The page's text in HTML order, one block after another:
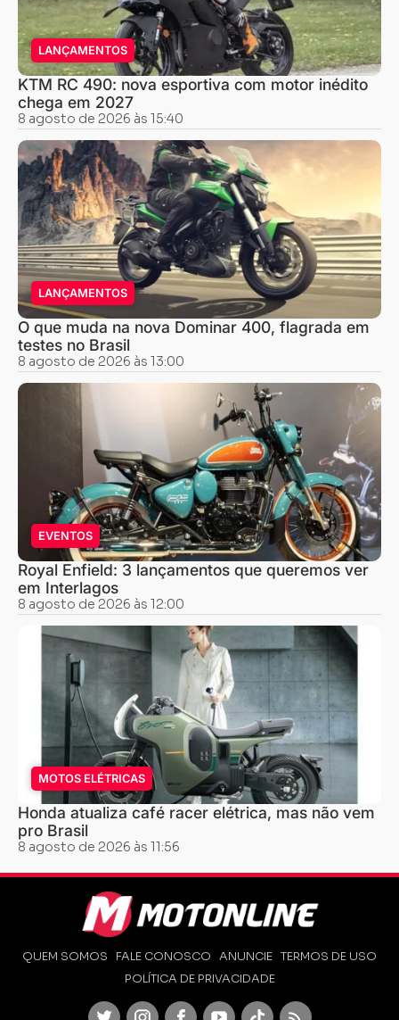
LANÇAMENTOS
KTM RC 490: nova esportiva com motor inédito
chega em 2027
8 agosto de 2026 às 15:40
LANÇAMENTOS
O que muda na nova Dominar 400, flagrada em
testes no Brasil
8 agosto de 2026 às 13:00
EVENTOS
Royal Enfield: 3 lançamentos que queremos ver
em Interlagos
8 agosto de 2026 às 12:00
MOTOS ELÉTRICAS
Honda atualiza café racer elétrica, mas não vem
pro Brasil
8 agosto de 2026 às 11:56
QUEM SOMOS FALE CONOSCO ANUNCIE TERMOS DE USO
POLÍTICA DE PRIVACIDADE
TwitterInstagramFacebookYoutubeTikTok Feed